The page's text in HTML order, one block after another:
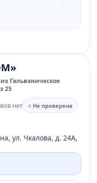
Гальваническое
25
нет
○ Не проверена
ул. Чкалова, д. 24А,